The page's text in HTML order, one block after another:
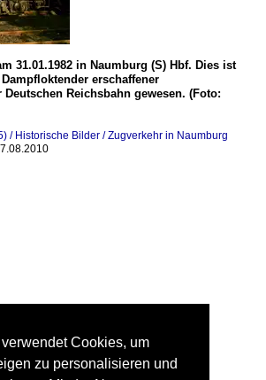
31.01.1982 in Naumburg (S) Hbf. Dies ist
erschaffener
Deutschen Reichsbahn gewesen. (Foto:
/ Historische Bilder / Zugverkehr in Naumburg
Cookies, um
zu personalisieren und